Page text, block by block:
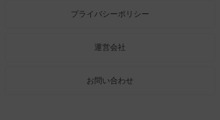
プライバシーポリシー
運営会社
お問い合わせ